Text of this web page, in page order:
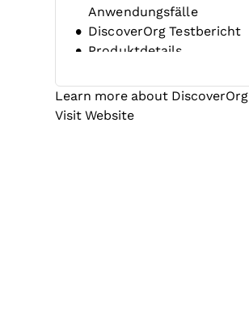
Anwendungsfälle
DiscoverOrg Testbericht
Produktdetails
FAQs
Unternehmensgeschichte
Learn more about DiscoverOrg
Visit WebsiteOpens new window